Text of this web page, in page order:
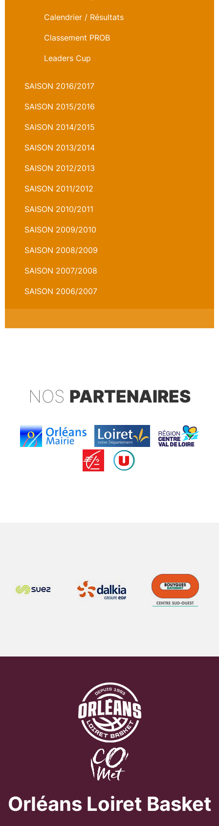
Calendrier / Résultats
Classement PROB
Leaders Cup
SAISON 2016/2017
SAISON 2015/2016
SAISON 2014/2015
SAISON 2013/2014
SAISON 2012/2013
SAISON 2011/2012
SAISON 2010/2011
SAISON 2009/2010
SAISON 2008/2009
SAISON 2007/2008
SAISON 2006/2007
NOS PARTENAIRES
Orléans Loiret Basket